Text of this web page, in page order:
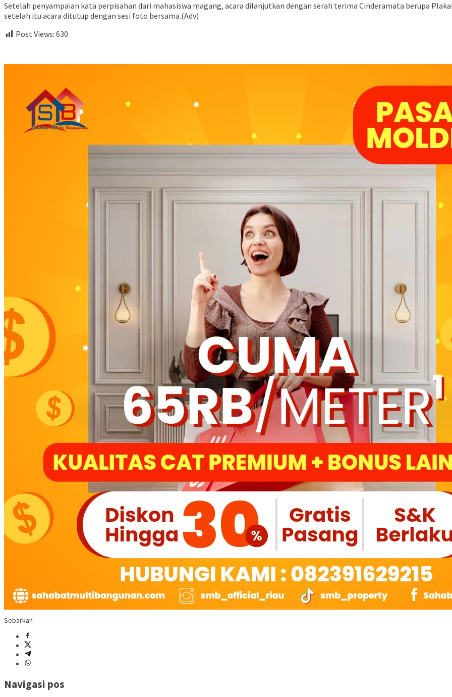
Setelah penyampaian kata perpisahan dari mahasiswa magang, acara dilanjutkan dengan serah terima Cinderamata berupa
setelah itu acara ditutup dengan sesi foto bersama.(Adv)
Post Views: 630
Sebarkan
Navigasi pos